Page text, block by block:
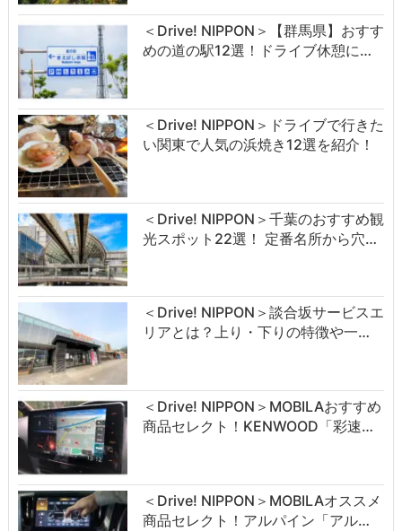
＜Drive! NIPPON＞【群馬県】おすす
めの道の駅12選！ドライブ休憩に…
＜Drive! NIPPON＞ドライブで行きた
い関東で人気の浜焼き12選を紹介！
＜Drive! NIPPON＞千葉のおすすめ観
光スポット22選！ 定番名所から穴…
＜Drive! NIPPON＞談合坂サービスエ
リアとは？上り・下りの特徴や一…
＜Drive! NIPPON＞MOBILAおすすめ
商品セレクト！KENWOOD「彩速…
＜Drive! NIPPON＞MOBILAオススメ
商品セレクト！アルパイン「アル…